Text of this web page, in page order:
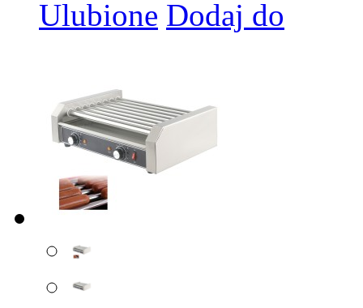
Ulubione Dodaj do